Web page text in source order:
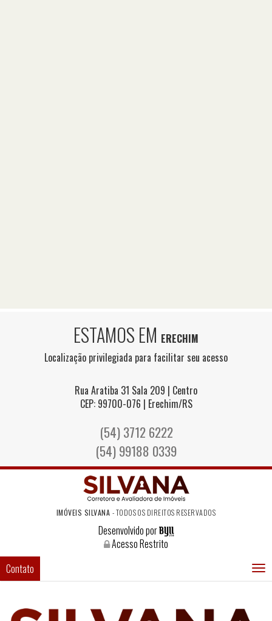
ESTAMOS EM ERECHIM
Localização privilegiada para facilitar seu acesso
Rua Aratiba 31 Sala 209 | Centro
CEP: 99700-076 | Erechim/RS
(54) 3712 6222
(54) 99188 0339
IMÓVEIS SILVANA - TODOS OS DIREITOS RESERVADOS
Desenvolvido por
Acesso Restrito
Contato